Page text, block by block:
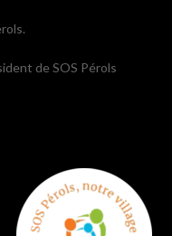
de SOS Pérols